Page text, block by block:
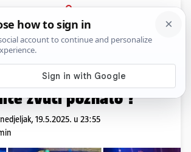
PRIJAVA
Show Komentari
vam je bio najbolji
zvuči poznato'?
19.5.2025. u 23:55